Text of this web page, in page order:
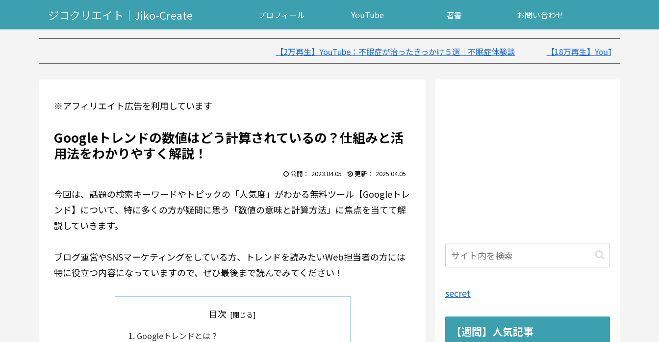
ジコクリエイト｜Jiko-Create プロフィール YouTube 著書 お問い合わせ
【2万再生】YouTube：不眠症が治ったきっかけ５選｜不眠症体験談 【18万再生】YouTube：うつ病が治ったきっかけ5選｜
※アフィリエイト広告を利用しています
Googleトレンドの数値はどう計算されているの？仕組みと活
用法をわかりやすく解説！
2023.04.05 2025.04.05
今回は、話題の検索キーワードやトピックの「人気度」がわかる無料ツール【Googleトレ
ンド】について、特に多くの方が疑問に思う「数値の意味と計算方法」に焦点を当てて解
説していきます。
ブログ運営やSNSマーケティングをしている方、トレンドを読みたいWeb担当者の方には
特に役立つ内容になっていますので、ぜひ最後まで読んでみてください！
目次
Googleトレンドとは？
secret
【週間】人気記事